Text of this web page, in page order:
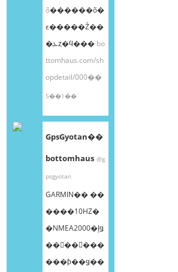
õ������õ�
ε�����Ź��
�ܥȥ�ϥ��� bo
ttomhaus.com/sh
opdetail/000��
5��1��
GpsGyotan��
bottomhaus @g
psgyotan
GARMIN�� ��
����10HZ�
�NMEA2000�إǥ
��󥰥��󥵡���
���ƥ��ǥ��